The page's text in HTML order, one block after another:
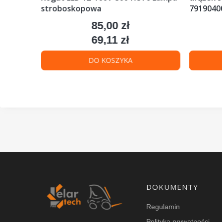
stroboskopowa
Cena
85,00 zł
Cena
69,11 zł
DO KOSZYKA
Linki w stopce
DOKUMENTY
Regulamin